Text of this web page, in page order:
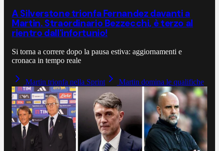
A Silverstone trionfa Fernandez davanti a
Martin. Straordinario Bezzecchi, è terzo al
rientro dall'infortunio!
Si torna a correre dopo la pausa estiva: aggiornamenti e
cronaca in tempo reale
Martin trionfa nella Sprint Martin domina le qualifiche